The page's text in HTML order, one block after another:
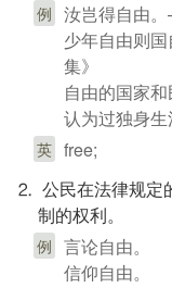
例 汝岂得自由
少年自由则
集》
自由的国家和
认为过独身生
英 free;
⒉ 公民在法律规定
制的权利。
例 言论自由。
信仰自由。